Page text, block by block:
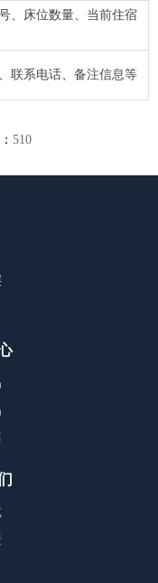
、床位数量、当前住宿
联系电话、备注信息等
510